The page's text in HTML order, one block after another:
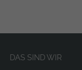
DAS SIND WIR